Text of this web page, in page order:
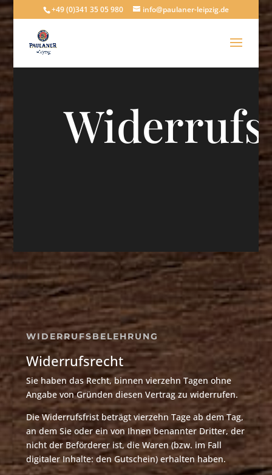
+49 (0)341 35 05 980 info@paulaner-leipzig.de
WIDERRUFSBELEHRUNG
Widerrufsrecht
Sie haben das Recht, binnen vierzehn Tagen ohne
Angabe von Gründen diesen Vertrag zu widerrufen.
Die Widerrufsfrist beträgt vierzehn Tage ab dem Tag,
an dem Sie oder ein von Ihnen benannter Dritter, der
nicht der Beförderer ist, die Waren (bzw. im Fall
digitaler Inhalte: den Gutschein) erhalten haben.